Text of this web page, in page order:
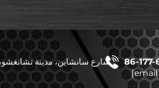
شارع سانشاين، مدينة